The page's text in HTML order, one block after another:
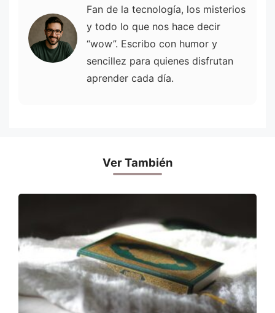
Fan de la tecnología, los misterios
y todo lo que nos hace decir
“wow”. Escribo con humor y
sencillez para quienes disfrutan
aprender cada día.
Ver También